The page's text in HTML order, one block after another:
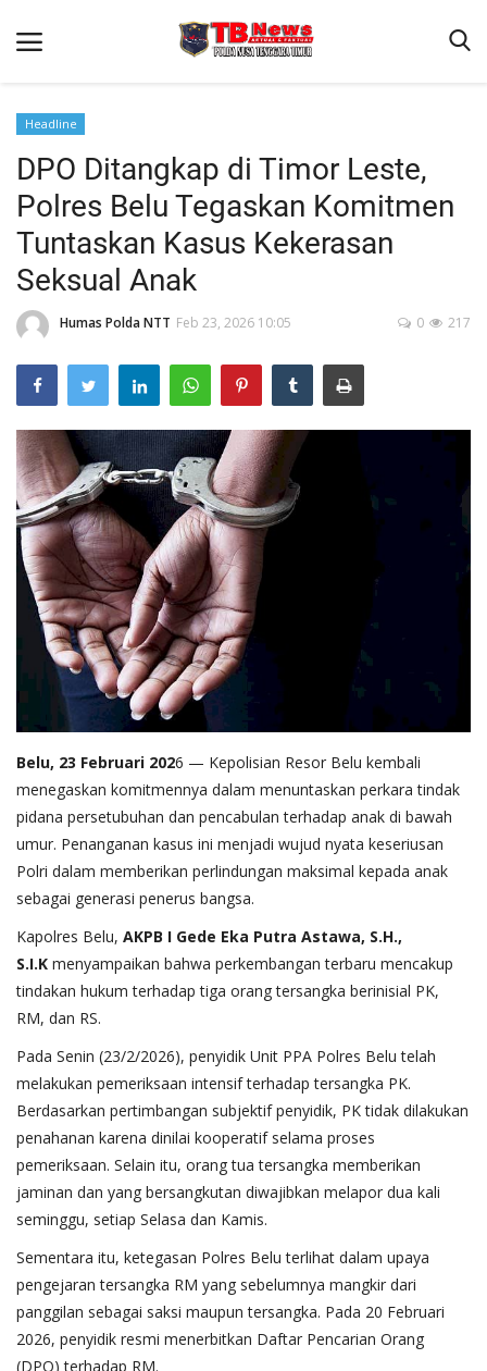
Beranda
Binkam
Terms & Conditions
Reskrim
Lantas
Polisi Kita
Mitra Polisi
Giat Ops
Link Polda NTT
Headline
DPO Ditangkap di Timor Leste,
Polres Belu Tegaskan Komitmen
Tuntaskan Kasus Kekerasan
Seksual Anak
Humas Polda NTT Feb 23, 2026 10:05 217
0
Belu, 23 Februari 2026 — Kepolisian Resor Belu kembali
menegaskan komitmennya dalam menuntaskan perkara tindak
pidana persetubuhan dan pencabulan terhadap anak di bawah
umur. Penanganan kasus ini menjadi wujud nyata keseriusan
Polri dalam memberikan perlindungan maksimal kepada anak
sebagai generasi penerus bangsa.
Kapolres Belu, AKPB I Gede Eka Putra Astawa, S.H.,
S.I.K menyampaikan bahwa perkembangan terbaru mencakup
tindakan hukum terhadap tiga orang tersangka berinisial PK,
RM, dan RS.
Pada Senin (23/2/2026), penyidik Unit PPA Polres Belu telah
melakukan pemeriksaan intensif terhadap tersangka PK.
Berdasarkan pertimbangan subjektif penyidik, PK tidak dilakukan
penahanan karena dinilai kooperatif selama proses
pemeriksaan. Selain itu, orang tua tersangka memberikan
jaminan dan yang bersangkutan diwajibkan melapor dua kali
seminggu, setiap Selasa dan Kamis.
Sementara itu, ketegasan Polres Belu terlihat dalam upaya
pengejaran tersangka RM yang sebelumnya mangkir dari
panggilan sebagai saksi maupun tersangka. Pada 20 Februari
2026, penyidik resmi menerbitkan Daftar Pencarian Orang
(DPO) terhadap RM.